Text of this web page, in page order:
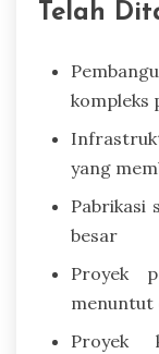
Telah
kompleks
yang
Pabrikasi
besar
Proyek
menuntut
Proyek